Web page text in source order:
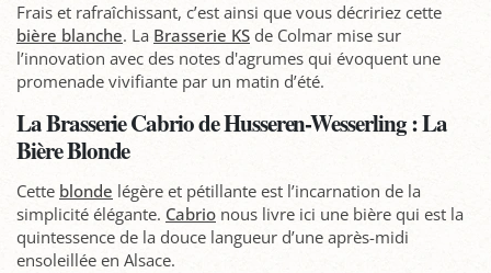
Frais et rafraîchissant, c’est ainsi que vous décririez cette
bière blanche. La Brasserie KS de Colmar mise sur
l’innovation avec des notes d'agrumes qui évoquent une
promenade vivifiante par un matin d’été.
La Brasserie Cabrio de Husseren-Wesserling : La
Bière Blonde
Cette blonde légère et pétillante est l’incarnation de la
simplicité élégante. Cabrio nous livre ici une bière qui est la
quintessence de la douce langueur d’une après-midi
ensoleillée en Alsace.